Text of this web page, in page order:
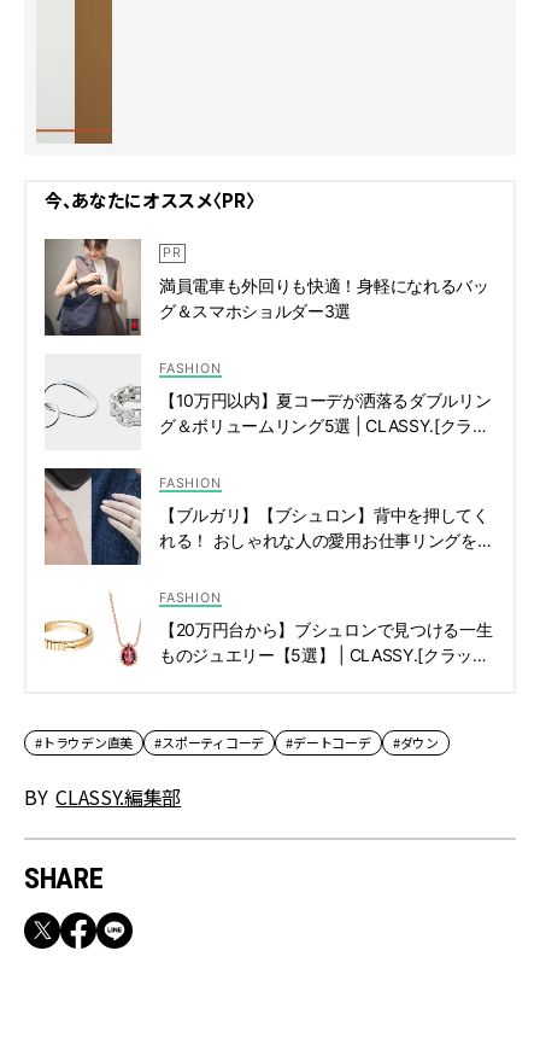
今、あなたにオススメ〈PR〉
満員電車も外回りも快適！身軽になれるバッ
グ＆スマホショルダー3選
FASHION
【10万円以内】夏コーデが洒落るダブルリン
グ＆ボリュームリング5選 | CLASSY.[クラッ
FASHION
【ブルガリ】【ブシュロン】背中を押してく
れる！ おしゃれな人の愛用お仕事リングを拝
FASHION
【20万円台から】ブシュロンで見つける一生
ものジュエリー【5選】 | CLASSY.[クラッシ
#トラウデン直美 #スポーティコーデ #デートコーデ #ダウン
BY CLASSY.編集部
SHARE